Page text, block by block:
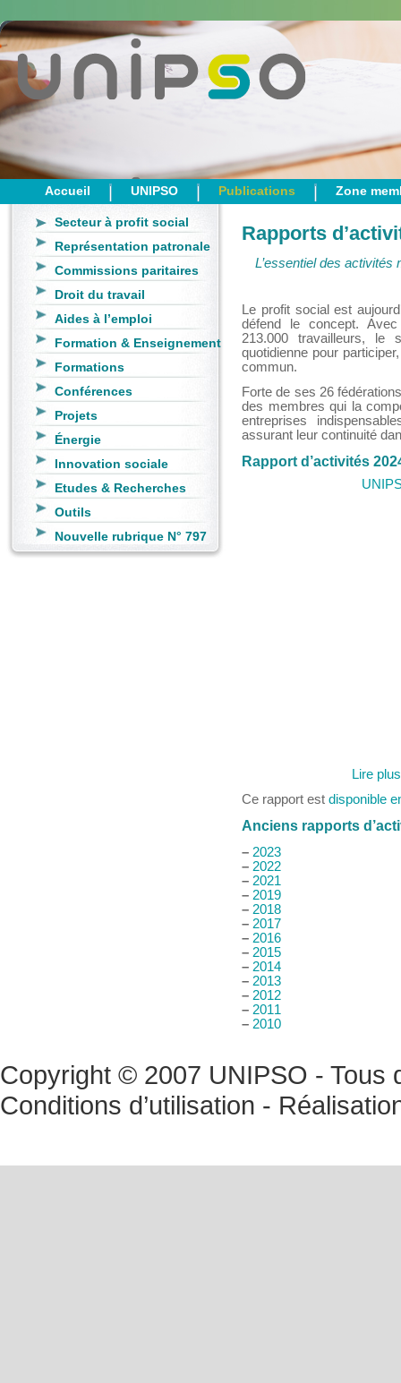
Accueil UNIPSO Publications Zone
Secteur à profit social
Représentation patronale
Commissions paritaires
Droit du travail
Aides à l’emploi
Formation & Enseignement
Formations
Conférences
Projets
Énergie
Innovation sociale
Etudes & Recherches
Outils
Nouvelle rubrique N° 797
Rapports
L’essentiel des activités
Le profit social est
défend le concept.
213.000 travailleurs,
quotidienne pour
commun.
Forte de ses 26
des membres qui la
entreprises
assurant leur continuité
Rapport d’activités
Lire
Ce rapport est disponible
Anciens rapports
– 2023
– 2022
– 2021
– 2019
– 2018
– 2017
– 2016
– 2015
– 2014
– 2013
– 2012
– 2011
– 2010
Copyright © 2007 UNIPSO - Tous
Conditions d’utilisation -